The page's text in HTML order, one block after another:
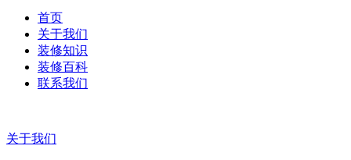
首页
关于我们
装修知识
装修百科
联系我们
关于我们